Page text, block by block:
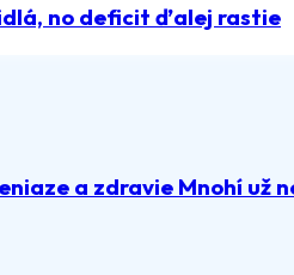
no deficit ďalej rastie
a zdravie Mnohí už